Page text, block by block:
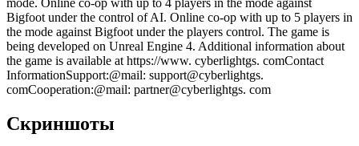
mode. Online co-op with up to 4 players in the mode against
Bigfoot under the control of AI. Online co-op with up to 5 players in
the mode against Bigfoot under the players control. The game is
being developed on Unreal Engine 4. Additional information about
the game is available at https://www. cyberlightgs. comContact
InformationSupport:@mail: support@cyberlightgs.
comCooperation:@mail: partner@cyberlightgs. com
Скриншоты